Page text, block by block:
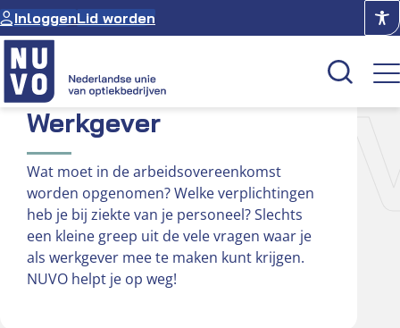
Ga
naar
de
inhoud
InloggenLid worden
Kenniscentrum
Academie
Over NUVO
Oculus
Werkgever
Wat moet in de arbeidsovereenkomst
worden opgenomen? Welke verplichtingen
heb je bij ziekte van je personeel? Slechts
een kleine greep uit de vele vragen waar je
als werkgever mee te maken kunt krijgen.
NUVO helpt je op weg!